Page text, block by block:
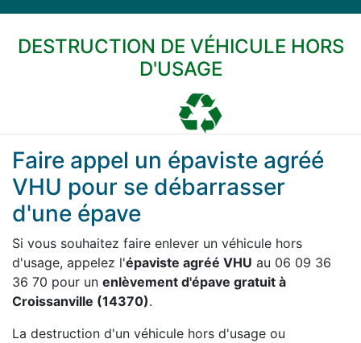
DESTRUCTION DE VÉHICULE HORS
D'USAGE
Faire appel un épaviste agréé
VHU pour se débarrasser
d'une épave
Si vous souhaitez faire enlever un véhicule hors
d'usage, appelez l'épaviste agréé VHU au 06 09 36
36 70 pour un enlèvement d'épave gratuit à
Croissanville (14370).
La destruction d'un véhicule hors d'usage ou